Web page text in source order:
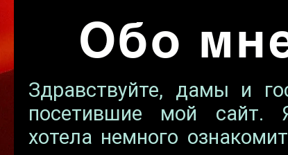
Обо
Здравствуйте, дамы и
посетившие мой
хотела немного